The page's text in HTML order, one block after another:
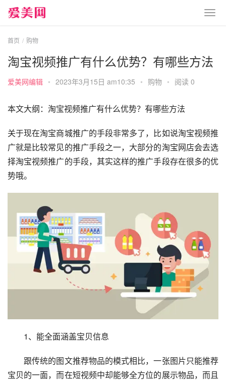
首页 购物
淘宝视频推广有什么优势？有哪些方法
爱美网编辑 • 2023年3月15日 am10:35 • 购物 • 阅读 0
本文大纲：淘宝视频推广有什么优势？有哪些方法
关于现在淘宝商城推广的手段非常多了，比如说淘宝视频推
广就是比较常见的推广手段之一，大部分的淘宝网店会去选
择淘宝视频推广的手段，其实这样的推广手段存在很多的优
势哦。
1、能全面涵盖宝贝信息
跟传统的图文推荐物品的模式相比，一张图片只能推荐
宝贝的一面，而在短视频中却能够全方位的展示物品，而且